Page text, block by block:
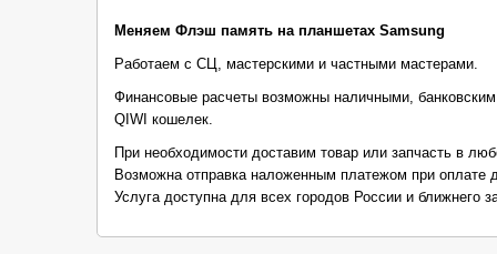
Меняем Флэш память на планшетах Samsung
Работаем с СЦ, мастерскими и частными мастерами.
Финансовые расчеты возможны наличными,
QIWI кошелек.
При необходимости доставим товар или запчасть в
Возможна отправка наложенным платежом при оплате
Услуга доступна для всех городов России и ближнего